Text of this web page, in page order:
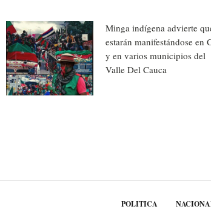
Minga indígena advierte
estarán manifestándose en
y en varios municipios del
Valle Del Cauca
POLITICA